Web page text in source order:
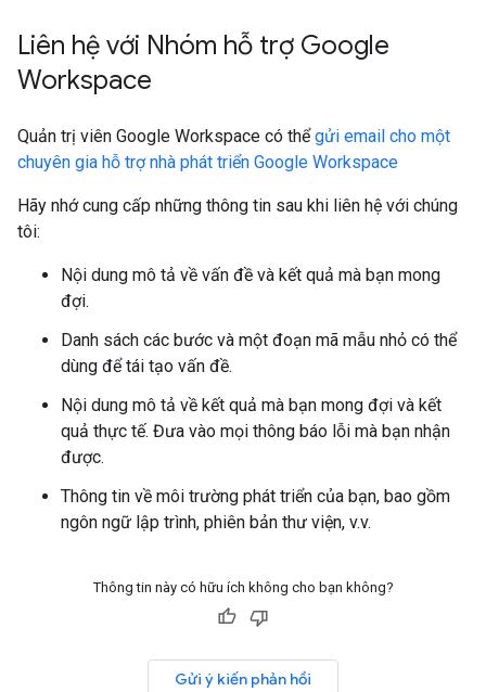
Liên hệ với Nhóm hỗ trợ Google
Workspace
Quản trị viên Google Workspace có thểgửi email cho một
chuyên gia hỗ trợ nhà phát triển Google Workspace
Hãy nhớ cung cấp những thông tin sau khi liên hệ với chúng
tôi:
Nội dung mô tả về vấn đề và kết quả mà bạn mong
đợi.
Danh sách các bước và một đoạn mã mẫu nhỏ có thể
dùng để tái tạo vấn đề.
Nội dung mô tả về kết quả mà bạn mong đợi và kết
quả thực tế. Đưa vào mọi thông báo lỗi mà bạn nhận
được.
Thông tin về môi trường phát triển của bạn, bao gồm
ngôn ngữ lập trình, phiên bản thư viện, v.v.
Thông tin này có hữu ích không cho bạn không?
Gửi ý kiến phản hồi